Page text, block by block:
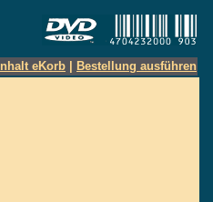
Inhalt eKorb Bestellung ausführen